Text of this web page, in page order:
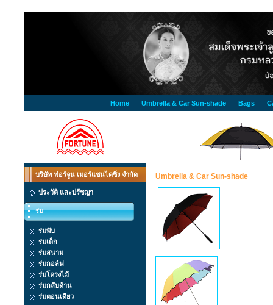
Home Umbrella & Car Sun-shade Bags
บริษัท ฟอร์จูน เมอร์แชนไดซิ่ง จำกัด
ประวัติ และปรัชญา
ร่ม
ร่มพับ
ร่มเด็ก
ร่มสนาม
ร่มกอล์ฟ
ร่มโครงไม้
ร่มกลับด้าน
ร่มตอนเดียว
Umbrella & Car Sun-shade